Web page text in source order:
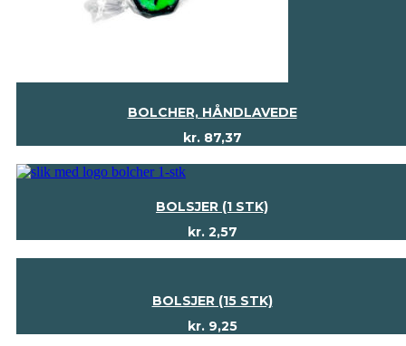
BOLCHER, HÅNDLAVEDE
kr.87,37
BOLSJER (1 STK)
kr.2,57
BOLSJER (15 STK)
kr.9,25